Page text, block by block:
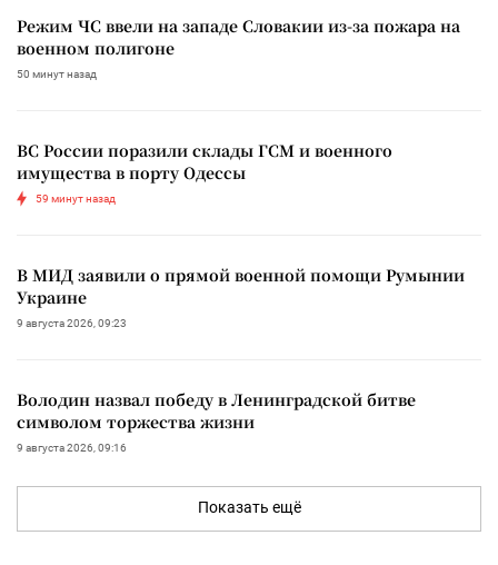
Режим ЧС ввели на западе Словакии из-за пожара на
военном полигоне
50 минут назад
ВС России поразили склады ГСМ и военного
имущества в порту Одессы
59 минут назад
В МИД заявили о прямой военной помощи Румынии
Украине
9 августа 2026, 09:23
Володин назвал победу в Ленинградской битве
символом торжества жизни
9 августа 2026, 09:16
Показать ещё